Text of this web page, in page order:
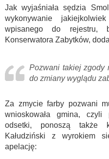
Jak wyjaśniała sędzia
wykonywanie
wpisanego do rejestru,
Konserwatora Zabytków,
Pozwani takiej zgody
do zmiany wyglądu
Za zmycie farby pozwani
wnioskowała gmina,
odsetki, ponoszą także
Kałudziński z wyrokiem
apelację: